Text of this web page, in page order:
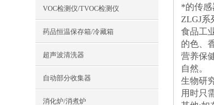
VOC检测仪/TVOC检测仪
药品恒温保存箱/冷藏箱
超声波清洗器
自动部分收集器
消化炉/消煮炉
*的传感
ZLGJ系
食品工
的色、
营养保
自然。
生物研
用时只